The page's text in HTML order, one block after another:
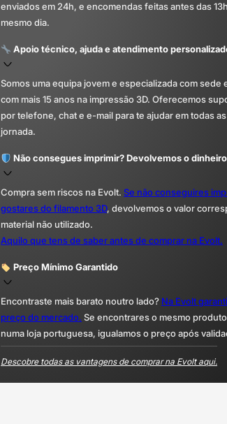
enviados em 24h, e encomendas feitas antes das
mesmo dia.
Apoio técnico, ajuda e atendimento
Somos uma equipa jovem e especializada com sede
com mais 15 anos na impressão 3D. Oferecemos
por telefone, chat e e-mail para te ajudar em todas
jornada.
Não consegues imprimir? Devolvemos o
Compra sem riscos na Evolt. Se não conseguires
gostares do filamento 3D, devolvemos o valor
material não utilizado.
Aquilo que tens de saber antes de comprar na Evolt.
Preço Mínimo Garantido
Encontraste mais barato noutro lado? Na Evolt
preço do mercado. Se encontrares o mesmo
numa loja portuguesa, igualamos o preço após
Descobre todas as vantagens de comprar na Evolt aqui.